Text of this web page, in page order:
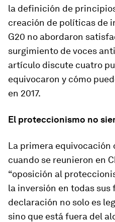
la definición de
creación de políticas de
G20 no abordaron
surgimiento de voces
artículo discute cuatro
equivocaron y cómo
en 2017.
El proteccionismo no
La primera equivocación
cuando se reunieron en
“oposición al
la inversión en todas sus
declaración no solo es
sino que está fuera del